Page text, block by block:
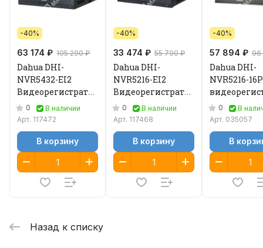
-40%
63 174 ₽ 105 290 ₽
Dahua DHI-
NVR5432-EI2
Видеорегистратор
IP 0
В наличии
Арт. 117472
В корзину
-40%
33 474 ₽ 55 790 ₽
Dahua DHI-
NVR5216-EI2
Видеорегистратор
IP 0
В наличии
Арт. 117468
В корзину
-40%
57 894 ₽ 96
Dahua DHI-
NVR5216-
IP 0
В
Арт. 035057
В
Назад к списку